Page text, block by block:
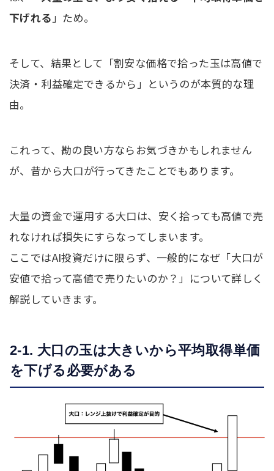
下げれる」ため。
そして、結果として「割安な価格で拾った玉は高値で
決済・利益確定できるから」というのが本質的な理
由。
これって、勘の良い方ならお気づきかもしれません
が、昔から大口が行ってきたことでもあります。
大量の資金で運用する大口は、安く拾っても高値で売
れなければ損失にすらなってしまいます。
ここではAI投資だけに限らず、一般的になぜ「大口が
安値で拾って高値で売りたいのか？」について詳しく
解説していきます。
2-1. 大口の玉は大きいから平均取得単価
を下げる必要がある